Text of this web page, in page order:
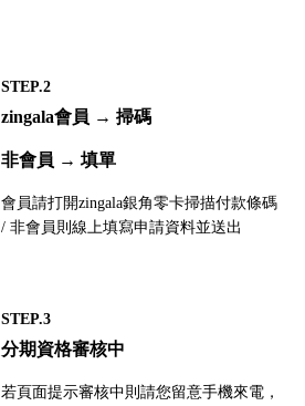
STEP.2
zingala會員 → 掃碼
非會員 → 填單
會員請打開zingala銀角零卡掃描付款條碼
/ 非會員則線上填寫申請資料並送出
STEP.3
分期資格審核中
若頁面提示審核中則請您留意手機來電，